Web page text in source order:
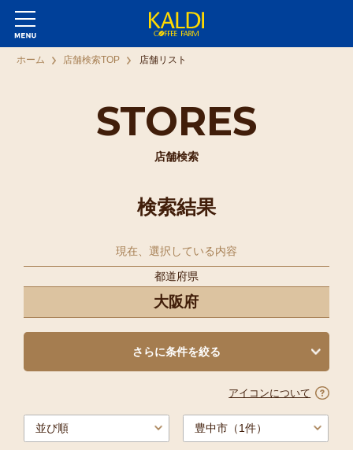
STORES
店舗検索
ホーム 店舗検索TOP 店舗リスト
検索結果
現在、選択している内容
都道府県
大阪府
さらに条件を絞る
アイコンについて